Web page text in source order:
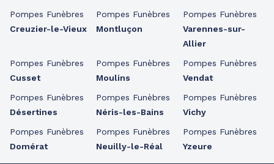
Pompes Funèbres
Creuzier-le-Vieux
Pompes Funèbres
Cusset
Pompes Funèbres
Désertines
Pompes Funèbres
Domérat
Pompes Funèbres
Montluçon
Pompes Funèbres
Moulins
Pompes Funèbres
Néris-les-Bains
Pompes Funèbres
Neuilly-le-Réal
Pompes Funèbres
Varennes-sur-
Allier
Pompes Funèbres
Vendat
Pompes Funèbres
Vichy
Pompes Funèbres
Yzeure